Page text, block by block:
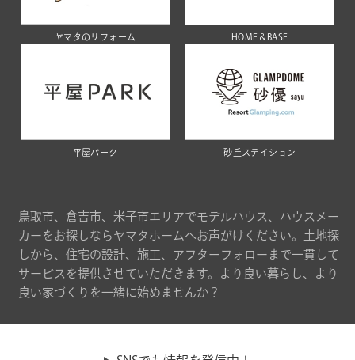
ヤマタのリフォーム HOME＆BASE
平屋パーク 砂丘ステイション
鳥取市、倉吉市、米子市エリアでモデルハウス、ハウスメー
カーをお探しならヤマタホームへお声がけください。土地探
しから、住宅の設計、施工、アフターフォローまで一貫して
サービスを提供させていただきます。より良い暮らし、より
良い家づくりを一緒に始めませんか？